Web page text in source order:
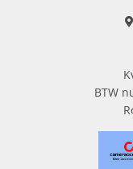
BTW